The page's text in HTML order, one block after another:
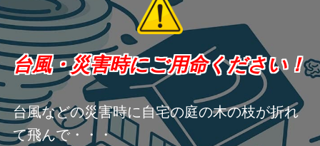
台風・災害時にご用命ください！
台風などの災害時に自宅の庭の木の枝が折れ
て飛んで・・・